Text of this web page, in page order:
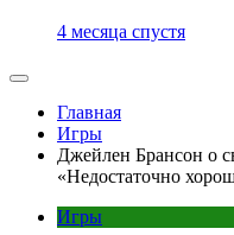
4 месяца спустя
Главная
Игры
Джейлен Брансон о
«Недостаточно
Игры